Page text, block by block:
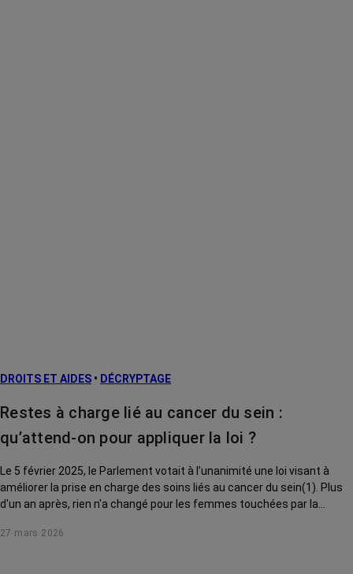
DROITS ET AIDES • DÉCRYPTAGE
Restes à charge lié au cancer du sein :
qu’attend-on pour appliquer la loi ?
Le 5 février 2025, le Parlement votait à l’unanimité une loi visant à
améliorer la prise en charge des soins liés au cancer du sein(1). Plus
d'un an après, rien n'a changé pour les femmes touchées par la
au crible chacune des mesures adoptées.
27 mars 2026